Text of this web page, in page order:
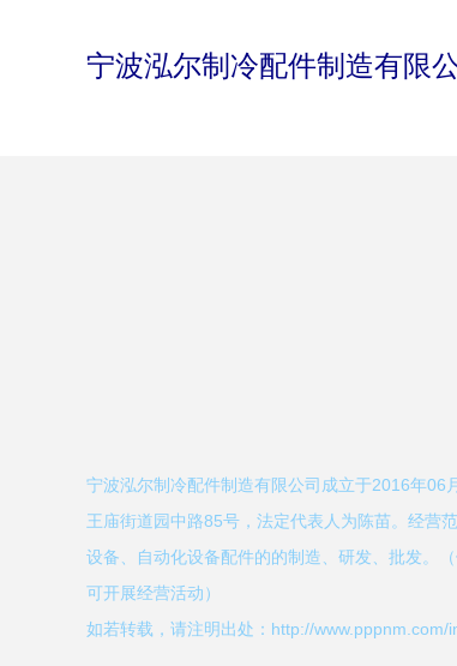
宁波泓尔制冷配件制造有限
宁波泓尔制冷配件制造有限公司成立于2016年06
王庙街道园中路85号，法定代表人为陈苗。经营
设备、自动化设备配件的的制造、研发、批发。
可开展经营活动）
如若转载，请注明出处：http://www.pppnm.com/